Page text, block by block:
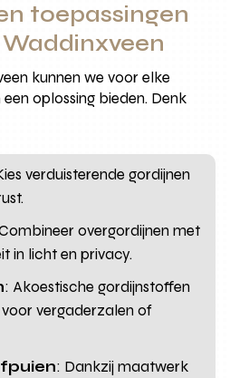
toepassingen
kunnen we voor elke
oplossing bieden. Denk
verduisterende gordijnen
overgordijnen met
in licht en privacy.
: Akoestische gordijnstoffen
vergaderzalen of
: Dankzij maatwerk